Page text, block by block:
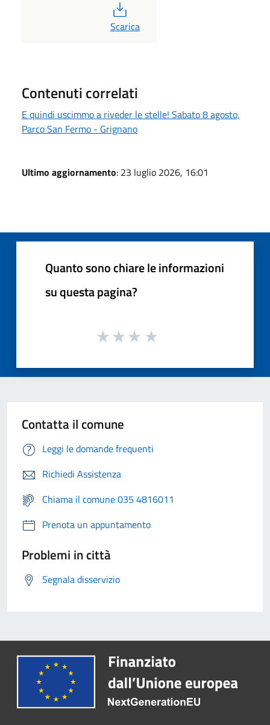
PDF
Scarica
Contenuti correlati
E quindi uscimmo a riveder le stelle! Sabato 8 agosto,
Parco San Fermo - Grignano
Ultimo aggiornamento: 23 luglio 2026, 16:01
Quanto sono chiare le informazioni
su questa pagina?
Contatta il comune
Leggi le domande frequenti
Richiedi Assistenza
Chiama il comune 035 4816011
Prenota un appuntamento
Problemi in città
Segnala disservizio